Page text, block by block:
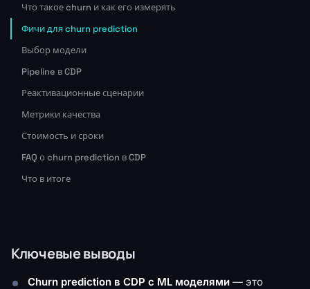
Что такое churn и как его измерять
Фичи для churn prediction
Выбор модели
Pipeline в CDP
Реактивационные сценарии
Метрики качества
Стоимость и сроки
FAQ о churn prediction в CDP
Что в итоге
Ключевые выводы
Churn prediction в CDP с ML моделями — это